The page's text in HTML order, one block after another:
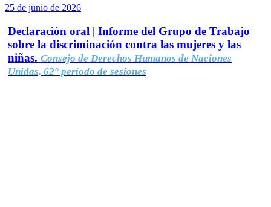
25 de junio de 2026
Declaración oral | Informe del Grupo de Trabajo
sobre la discriminación contra las mujeres y las
niñas. Consejo de Derechos Humanos de Naciones
Unidas, 62° período de sesiones